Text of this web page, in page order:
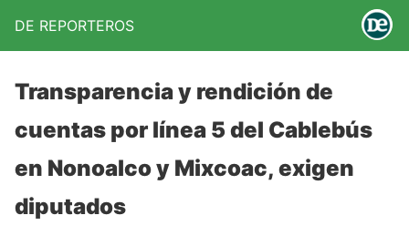
DE REPORTEROS
Transparencia y rendición de
cuentas por línea 5 del Cablebús
en Nonoalco y Mixcoac, exigen
diputados